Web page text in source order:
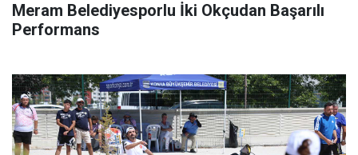
Meram Belediyesporlu İki Okçudan Başarılı
Performans